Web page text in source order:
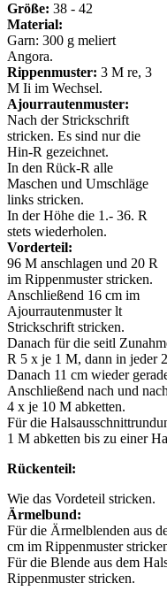
Größe: 38 - 42
Material:
Garn: 300 g meliert
Angora.
Rippenmuster: 3 M re, 3
M Ii im Wechsel.
Ajourrautenmuster:
Nach der Strickschrift
stricken. Es sind nur die
Hin-R gezeichnet.
In den Rück-R alle
Maschen und Umschläge
links stricken.
In der Höhe die 1.- 36. R
stets wiederholen.
Vorderteil:
96 M anschlagen und 20 R
im Rippenmuster stricken.
Anschließend 16 cm im
Ajourrautenmuster lt
Strickschrift stricken.
Danach für die seitl
R 5 x je 1 M, dann in jeder
Danach 11 cm wieder
Anschließend nach und
4 x je 10 M abketten.
Für die
1 M abketten bis zu einer
Rückenteil:
Wie das Vordeteil stricken.
Ärmelbund:
Für die Ärmelblenden aus
cm im Rippenmuster
Für die Blende aus dem
Rippenmuster stricken.